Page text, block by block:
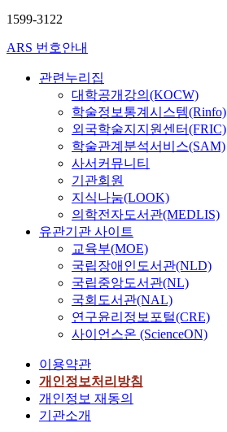
1599-3122
ARS 번호안내
관련누리집
대학공개강의(KOCW)
학술정보통계시스템(Rinfo)
외국학술지지원센터(FRIC)
학술관계분석서비스(SAM)
사서커뮤니티
기관회원
지식나눔(LOOK)
의학전자도서관(MEDLIS)
유관기관 사이트
교육부(MOE)
국립장애인도서관(NLD)
국립중앙도서관(NL)
국회도서관(NAL)
연구윤리정보포털(CRE)
사이언스온 (ScienceON)
이용약관
개인정보처리방침
개인정보 재동의
기관소개